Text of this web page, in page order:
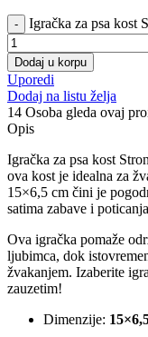
Igračka za psa kost
Dodaj u korpu
Uporedi
Dodaj na listu želja
14 Osoba gleda ovaj
Opis
Igračka za psa kost
ova kost je idealna za
15×6,5 cm čini je
satima zabave i
Ova igračka pomaže
ljubimca, dok
žvakanjem. Izaberite
zauzetim!
Dimenzije: